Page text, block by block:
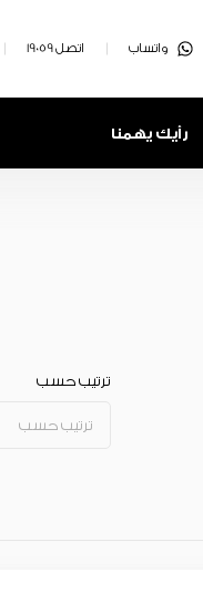
واتساب اتصل 19059
رأيك يهمنا
ترتيب حسب
ترتيب حسب